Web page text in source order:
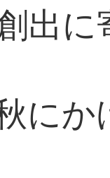
出に
にか